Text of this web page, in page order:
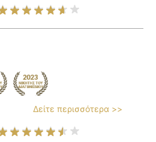
Δείτε περισσότερα >>